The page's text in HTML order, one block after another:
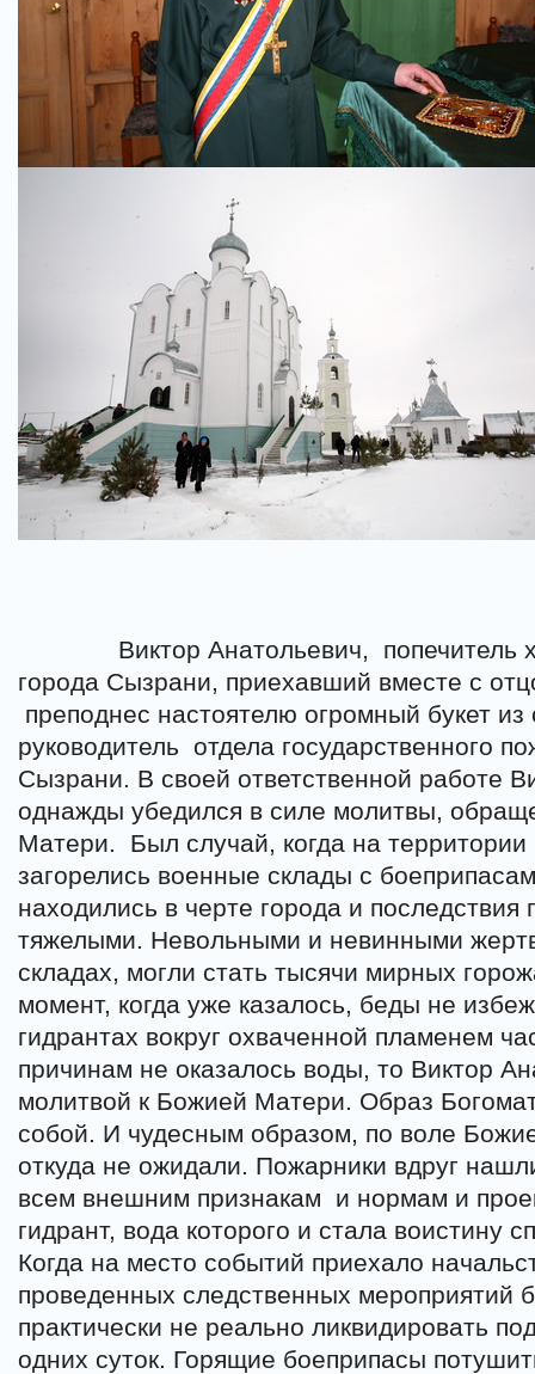
Виктор Анатольевич,
попечитель
города Сызрани, приехавший вместе с
преподнес настоятелю огромный букет
руководитель отдела государственного
Сызрани. В своей ответственной работе
однажды убедился в силе молитвы,
Матери.
Был случай, когда на
загорелись военные склады с
находились в черте города и
тяжелыми. Невольными и невинными
складах, могли стать тысячи мирных
момент, когда уже казалось, беды не
гидрантах вокруг охваченной пламенем
причинам не оказалось воды, то Виктор
молитвой к Божией Матери. Образ
собой. И чудесным образом, по воле
откуда не ожидали. Пожарники вдруг
всем внешним признакам
и нормам и
гидрант, вода которого и стала воистину
Когда на место событий приехало
проведенных следственных мероприятий
практически не реально ликвидировать
одних суток. Горящие боеприпасы